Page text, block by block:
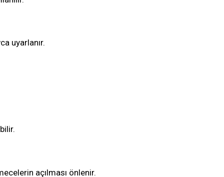
uyarlanır.
açılması önlenir.